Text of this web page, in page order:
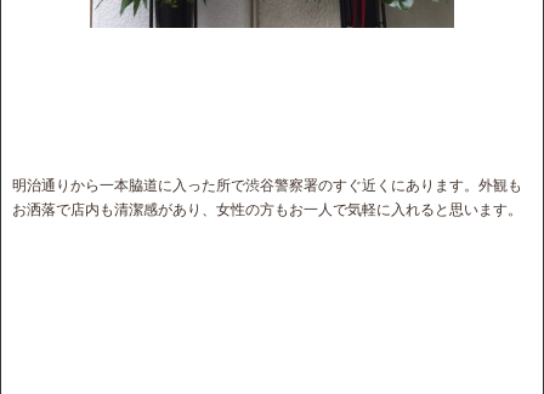
明治通りから一本脇道に入った所で渋谷警察署のすぐ近くにあります。外観も
お洒落で店内も清潔感があり、女性の方もお一人で気軽に入れると思います。